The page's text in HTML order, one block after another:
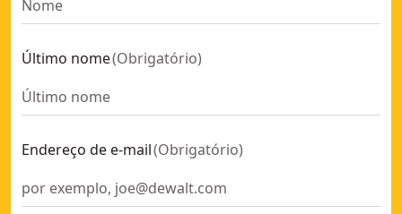
Tupia sem escovas XR 18V 12mm / 1/2" Eletrónica sem
Compactador POWERSHIFT™ sem bateria/carregador
Serra de Corte sem escovas para gesso cartonado XR
Vibrador de Betão POWERSHIFT™ sem bateria/carregador
Serra de Fita sem escovas XR 18V sem carregador/bateria
Martelo Eletropneumático sem escovas XR Flexvolt 54V
ELITE SERIES
FLEXTORQ
POWERSHIFT™
XTREME
Último nome(Obrigatório)
Endereço de e-mail(Obrigatório)